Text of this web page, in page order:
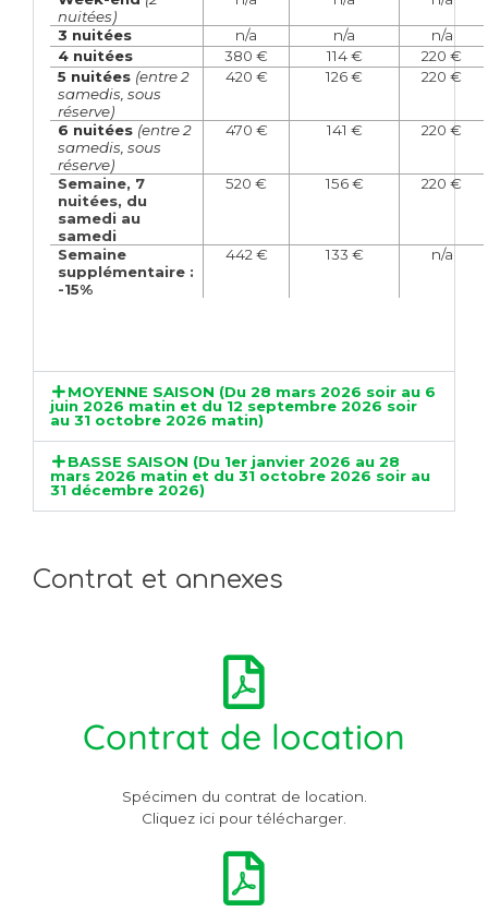
nuitées)
3 nuitées n/a n/a
n/a
4 nuitées
380 € 114 €
220 €
5 nuitées (entre 2
samedis, sous
réserve)
420 € 126 € 220 €
6 nuitées (entre 2
samedis, sous
réserve)
470 € 141 € 220 €
Semaine, 7
nuitées, du
samedi au
samedi
520 € 156 € 220 €
Semaine
supplémentaire :
-15%
442 € 133 € n/a
MOYENNE SAISON (Du 28 mars 2026 soir au 6
juin 2026 matin et du 12 septembre 2026 soir
au 31 octobre 2026 matin)
BASSE SAISON (Du 1er janvier 2026 au 28
mars 2026 matin et du 31 octobre 2026 soir au
31 décembre 2026)
Contrat et annexes
Contrat de location
Spécimen du contrat de location.
Cliquez ici pour télécharger.